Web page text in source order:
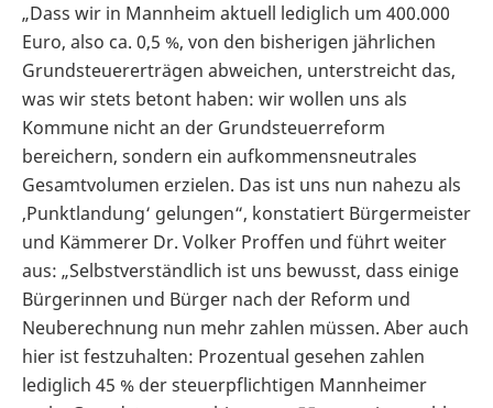
„Dass wir in Mannheim aktuell lediglich um 400.000
Euro, also ca. 0,5 %, von den bisherigen jährlichen
Grundsteuererträgen abweichen, unterstreicht das,
was wir stets betont haben: wir wollen uns als
Kommune nicht an der Grundsteuerreform
bereichern, sondern ein aufkommensneutrales
Gesamtvolumen erzielen. Das ist uns nun nahezu als
‚Punktlandung‘ gelungen“, konstatiert Bürgermeister
und Kämmerer Dr. Volker Proffen und führt weiter
aus: „Selbstverständlich ist uns bewusst, dass einige
Bürgerinnen und Bürger nach der Reform und
Neuberechnung nun mehr zahlen müssen. Aber auch
hier ist festzuhalten: Prozentual gesehen zahlen
lediglich 45 % der steuerpflichtigen Mannheimer